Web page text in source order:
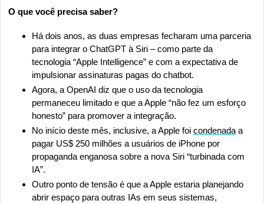
O que você precisa saber?
Há dois anos, as duas empresas fecharam uma parceria
para integrar o ChatGPT à Siri – como parte da
tecnologia “Apple Intelligence” e com a expectativa de
impulsionar assinaturas pagas do chatbot.
Agora, a OpenAI diz que o uso da tecnologia
permaneceu limitado e que a Apple “não fez um esforço
honesto” para promover a integração.
No início deste mês, inclusive, a Apple foi condenada a
pagar US$ 250 milhões a usuários de iPhone por
propaganda enganosa sobre a nova Siri “turbinada com
IA”.
Outro ponto de tensão é que a Apple estaria planejando
abrir espaço para outras IAs em seus sistemas,